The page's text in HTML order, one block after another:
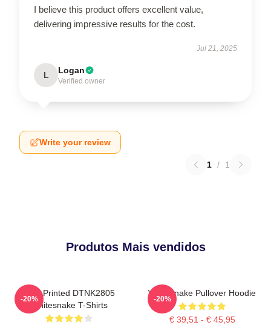
I believe this product offers excellent value,
delivering impressive results for the cost.
Jul 21, 2025
L Logan
Verified owner
Write your review
1 / 1
Produtos Mais vendidos
New Printed DTNK2805
Whitesnake T-Shirts
-20%
Whitesnake Pullover Hoodie
€ 39,51 - € 45,95
-20%